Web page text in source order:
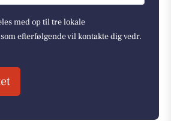
med op til tre lokale
efterfølgende vil kontakte dig vedr.